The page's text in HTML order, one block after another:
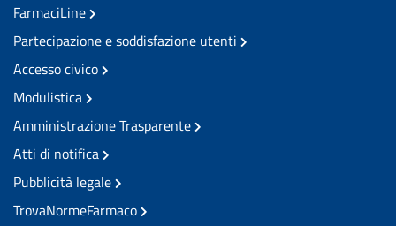
FarmaciLine
Partecipazione e soddisfazione utenti
Accesso civico
Modulistica
Amministrazione Trasparente
Atti di notifica
Pubblicità legale
TrovaNormeFarmaco